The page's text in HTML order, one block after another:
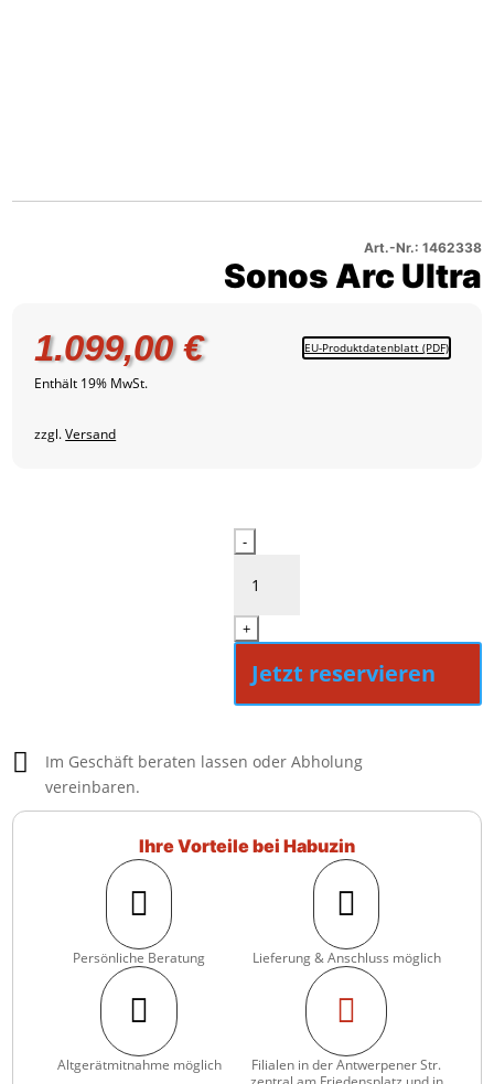
Produktbild
Art.-Nr.: 1462338
Sonos Arc Ultra
1.099,00€
Enthält 19% MwSt.
zzgl.Versand
EU-Produktdatenblatt (PDF)
Sonos
Ultra
Menge
-
+
Jetzt reservieren

Im Geschäft beraten lassen oder Abholung
vereinbaren.
Ihre Vorteile bei Habuzin

Persönliche Beratung

Lieferung & Anschluss möglich

Altgerätmitnahme möglich

Filialen in der Antwerpener Str.